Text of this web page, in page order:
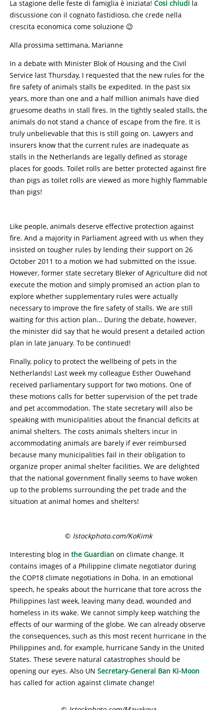
La stagione delle feste di famiglia è iniziata! Cosi chiudi la
discussione con il cognato fastidioso, che crede nella
crescita economica come soluzione 😉
Alla prossima settimana, Marianne
In a debate with Minister Blok of Housing and the Civil
Service last Thursday, I requested that the new rules for the
fire safety of animals stalls be expedited. In the past six
years, more than one and a half million animals have died
gruesome deaths in stall fires. In the tightly sealed stalls, the
animals do not stand a chance of escape from the fire. It is
truly unbelievable that this is still going on. Lawyers and
insurers know that the current rules are inadequate as
stalls in the Netherlands are legally defined as storage
places for goods. Toilet rolls are better protected against fire
than pigs as toilet rolls are viewed as more highly flammable
than pigs!
Like people, animals deserve effective protection against
fire. And a majority in Parliament agreed with us when they
insisted on tougher rules by lending their support on 26
October 2011 to a motion we had submitted on the issue.
However, former state secretary Bleker of Agriculture did not
execute the motion and simply promised an action plan to
explore whether supplementary rules were actually
necessary to improve the fire safety of stalls. We are still
waiting for this action plan… During the debate, however,
the minister did say that he would present a detailed action
plan in late January. To be continued!
Finally, policy to protect the wellbeing of pets in the
Netherlands! Last week my colleague Esther Ouwehand
received parliamentary support for two motions. One of
these motions calls for better supervision of the pet trade
and pet accommodation. The state secretary will also be
speaking with municipalities about the financial deficits at
animal shelters. The costs animals shelters incur in
accommodating animals are barely if ever reimbursed
because many municipalities fail in their obligation to
organize proper animal shelter facilities. We are delighted
that the national government finally seems to have woken
up to the problems surrounding the pet trade and the
situation at animal homes and shelters!
© Istockphoto.com/KoKimk
Interesting blog in the Guardian on climate change. It
contains images of a Philippine climate negotiator during
the COP18 climate negotiations in Doha. In an emotional
speech, he speaks about the hurricane that tore across the
Philippines last week, leaving many dead, wounded and
homeless in its wake. We cannot simply keep watching the
effects of our warming of the globe. We can already observe
the consequences, such as this most recent hurricane in the
Philippines and, for example, hurricane Sandy in the United
States. These severe natural catastrophes should be
opening our eyes. Also UN Secretary-General Ban Ki-Moon
has called for action against climate change!